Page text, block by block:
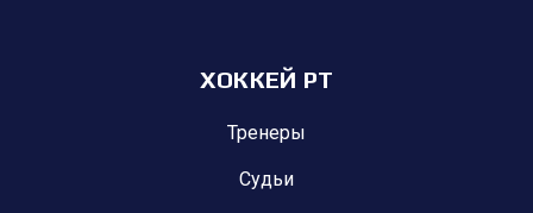
ХОККЕЙ РТ
Тренеры
Судьи